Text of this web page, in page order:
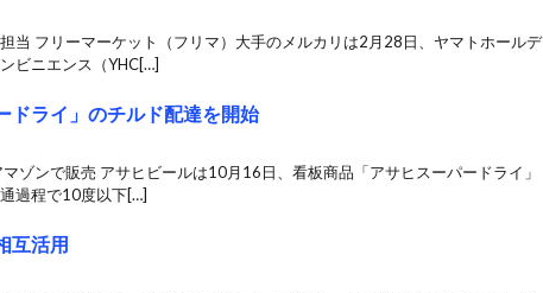
当 フリーマーケット（フリマ）大手のメルカリは2月28日、ヤマトホールデ
ビニエンス（YHC[…]
ドライ」のチルド配達を開始
ゾンで販売 アサヒビールは10月16日、看板商品「アサヒスーパードライ」
過程で10度以下[…]
互活用